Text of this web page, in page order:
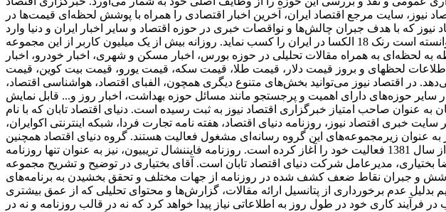
سایت مرجع اقتصاد ایران، آخرین اخبار اقتصادی را همراه با پوشش لحظه‌ای قیمت‌ها در
که با هدف جبران چالش‌ها و نواقصات خبری در حوزه اقتصاد و سایر اخبار ایران و دنیا وارد
عرضه ظهور شده است، یکی از پربازدید ترین وبسایت‌های خبری در حوزه دنیای اقتصاد به شمار می‌رود و توانسته است رنک 18 الکسا در ایران را کسب نماید. روزانه بیش از یک میلیون کاربر از این مجموعه
به لحظه‌ای به همراه مقالات تحلیلی در حوزه بورس، اخبار مسکن و شهری، اخبار خودرو، اخبار
اطلاعات لحظهای و بروز قیمت دلار، قیمت طلا، قیمت سکه، قیمت یورو، قیمت بیت کوین، قیمت
در اقتصاد نیوز می‌توانید بخش‌های متنوع دیگری همچون، الفبای اقتصاد، هواشناسی اقتصاد،
سایر حوزه‌های دارای اهمیت و پرجستجو مانند مسائل حوزه بهداشت، اخبار روز و... قابل نمایش
به عنوان صاحب امتیاز خبرگزاری اقتصاد نیوز به ثبت رسیده است. دنیای اقتصاد تابان که با نام
اقتصاد نیوز، روزنامه دنیای اقتصاد، هفته ‌نامه تجارت فردا، شبکه اینترنتی اکوایران،
عنوان زیرمجموعه‌های این گروه رسانه‌ای مشغول فعالیت هستند. گروه دنیای اقتصاد همچنین
دارای مرکز پژوهش‌ها، انتشارات و مرکز همایش‌ها نیز می‌باشد. اولین زیرمجموعه این هلدینگ، دنیای اقتصاد، از سال 1381 فعالیت خود را آغاز کرده است. روزنامه فایننشال تریبیون، نیز به عنوان تنها روزنامه
مدیرعامل شرکت دنیای اقتصاد تابان است. آقای بختیاری در توضیح و تشریح مجموعه
پوشش و جبران نقاط ضعف کشف شده در روزنامه از جهات مختلف و تحقق بخشیدن به برنامه‌های
نامه تجارت فردا در تیرماه سال 1391 راه‌اندازی شود. این تصمیم بدلیل عدم برخورداری از پتانسیل ارائه مقالات، گزارش‌ها و محتوای تحلیلی که از عمق بیشتری
کاری خود در طول روز به اطلاعاتی نیاز پیدا خواهد کرد که نه در قالب روزنامه و نه در